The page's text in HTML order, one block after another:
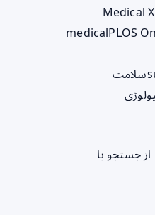
Medical
medicalPLOS
سلامت
جستجو یا